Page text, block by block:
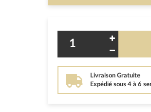
Livraison Gratuite
Expédié sous 4 à 6